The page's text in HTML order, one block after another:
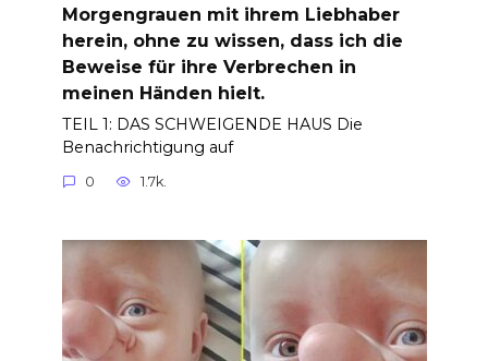
Morgengrauen mit ihrem Liebhaber
herein, ohne zu wissen, dass ich die
Beweise für ihre Verbrechen in
meinen Händen hielt.
TEIL 1: DAS SCHWEIGENDE HAUS Die
Benachrichtigung auf
0 1.7k.